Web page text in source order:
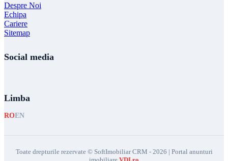
Despre Noi
Echipa
Cariere
Sitemap
Social media
Limba
ROEN
Toate drepturile rezervate © SoftImobiliar CRM - 2026 | Portal anunturi